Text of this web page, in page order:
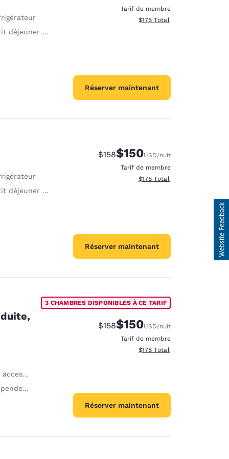
complet offert
Tarif de membre
Afficher les détails totaux
$178 Total
Réserver maintenant
complet offert
Tarif barré :
$158Tarif réduit :
$150USD/nuit
Tarif de membre
Afficher les détails totaux
$178 Total
Réserver maintenant
PMR
abaissée
3 CHAMBRES DISPONIBLES À CE TARIF
Tarif barré :
$158Tarif réduit :
$150USD/nuit
Tarif de membre
Afficher les détails totaux
$178 Total
Réserver maintenant